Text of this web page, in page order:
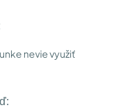
nevie využiť